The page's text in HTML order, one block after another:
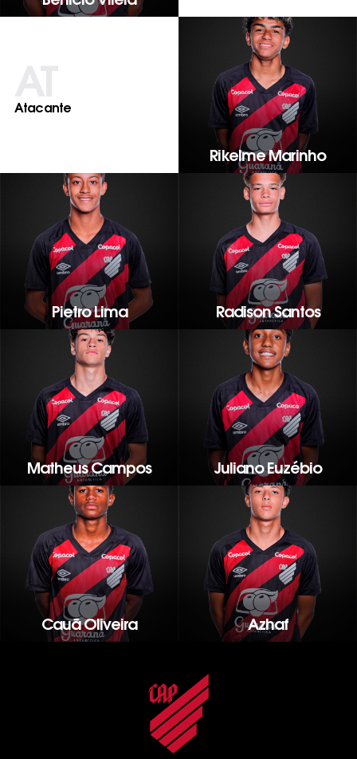
Atacante
Rikelme Marinho
Pietro Lima Radison Santos
Matheus Campos Juliano Euzébio
Cauã Oliveira Azhaf